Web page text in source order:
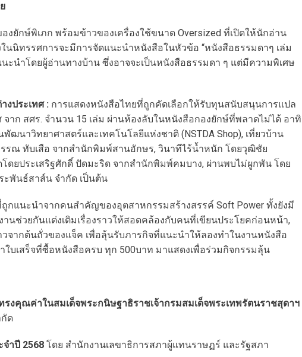
งยักษ์พิเภก พร้อมข้าวของเครื่องใช้ขนาด Oversized ที่เปิดให้นักอ่าน
นิทรรศการจะมีการจัดแนะนำหนังสือในหัวข้อ “หนังสือธรรมดาๆ เล่ม
ะนำโดยผู้อ่านทางบ้าน ซึ่งอาจจะเป็นหนังสือธรรมดา ๆ แต่มีความพิเศษ
งประเทศ : การแสดงหนังสือไทยที่ถูกคัดเลือกให้รับทุนสนับสนุนการแปล
จาก สศร. จำนวน 15 เล่ม ผ่านห้องลับในหนังสือกองยักษ์ที่พลาดไม่ได้ อาทิ
ฒนาวิทยาศาสตร์และเทคโนโลยีแห่งชาติ (NSTDA Shop), เที่ยวบ้าน
รณ ทับเสือ จากสำนักพิมพ์สานอักษร, วินาทีไร้น้ำหนัก โดยวุฒิชัย
ยประเสริฐศักดิ์ ปัดมะริด จากสำนักพิมพ์คมบาง, ผ่านพบไม่ผูกพัน โดย
ะพันธ์สาส์น จำกัด เป็นต้น
กแนะนำจากคนสำคัญของอุตสาหกรรมสร้างสรรค์ Soft Power ทั้งยังมี
นช่วยกันแต่งเติมเรื่องราวให้สอดคล้องกับคนที่เขียนประโยคก่อนหน้า,
จากต้นถั่วของแจ็ค เพื่อลุ้นรับภารกิจที่แนะนำให้ลองทำในงานหนังสือ
บเสร็จที่ซื้อหนังสือครบ ทุก 500บาท มาแสดงเพื่อร่วมกิจกรรมลุ้น
คุณค่าในสมเด็จพระกนิษฐาธิราชเจ้ากรมสมเด็จพระเทพรัตนราชสุดาฯ
ด
ำปี 2568 โดย สำนักงานเลขาธิการสภาผู้แทนราษฏร์ และรัฐสภา